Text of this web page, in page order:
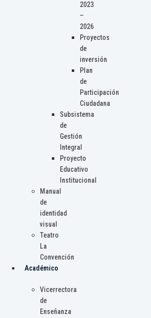
2023
–
2026
Proyectos
de
inversión
Plan
de
Participación
Ciudadana
Subsistema
de
Gestión
Integral
Proyecto
Educativo
Institucional
Manual
de
identidad
visual
Teatro
La
Convención
Académico
Vicerrectora
de
Enseñanza